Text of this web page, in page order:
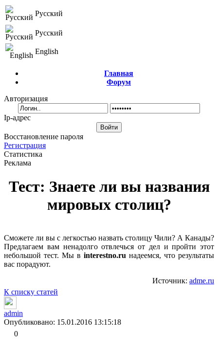
Русский
Русский
English
Главная
Форум
Авторизация
Ip-адрес
Восстановление пароля
Регистрация
Статистика
Реклама
Тест: Знаете ли вы названия
мировых столиц?
Сможете ли вы с легкостью назвать столицу Чили? А Канады?
Предлагаем вам ненадолго отвлечься от дел и пройти этот
небольшой тест. Мы в interestno.ru надеемся, что результаты
вас порадуют.
Источник: adme.ru
К списку статей
admin
Опубликовано: 15.01.2016 13:15:18
0